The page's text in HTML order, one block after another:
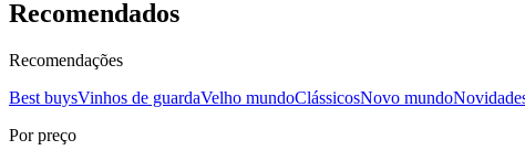
Recomendados
Recomendações
Best buysVinhos de guardaVelho mundoClássicosNovo mundo
Por preço